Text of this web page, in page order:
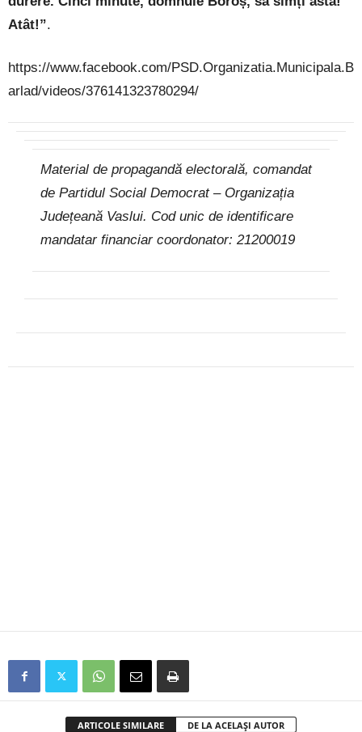
Atât!”.
https://www.facebook.com/PSD.Organizatia.Municipala.B
arlad/videos/376141323780294/
Material de propagandă electorală, comandat
de Partidul Social Democrat – Organizația
Județeană Vaslui. Cod unic de identificare
mandatar financiar coordonator: 21200019
ARTICOLE SIMILARE DE LA ACELAȘI AUTOR